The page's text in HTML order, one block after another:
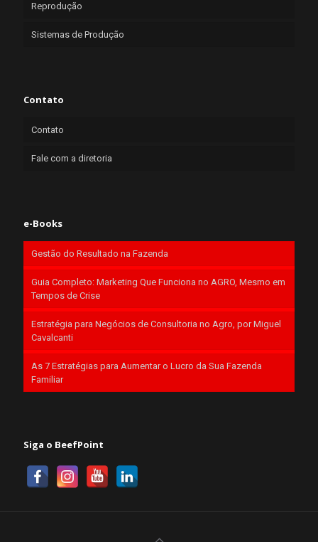
Reprodução
Sistemas de Produção
Contato
Contato
Fale com a diretoria
e-Books
Gestão do Resultado na Fazenda
Guia Completo: Marketing Que Funciona no AGRO, Mesmo em
Tempos de Crise
Estratégia para Negócios de Consultoria no Agro, por Miguel
Cavalcanti
As 7 Estratégias para Aumentar o Lucro da Sua Fazenda
Familiar
Siga o BeefPoint